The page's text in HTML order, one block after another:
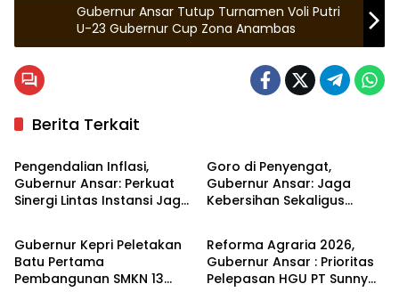
Gubernur Ansar Tutup Turnamen Voli Putri
U-23 Gubernur Cup Zona Anambas
Berita Terkait
Kepulauan Riau
Pengendalian Inflasi,
Gubernur Ansar: Perkuat
Sinergi Lintas Instansi Jaga
Goro di Penyengat,
Gubernur Ansar: Jaga
Kebersihan Sekaligus
Kepulauan Riau
Gubernur Kepri Peletakan
Batu Pertama
Pembangunan SMKN 13
Kepulauan Riau
Reforma Agraria 2026,
Gubernur Ansar : Prioritas
Pelepasan HGU PT Sunny
Kepulauan Riau Kepulauan Riau